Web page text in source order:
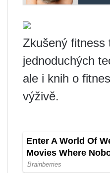
Zkušený fitness
jednoduchých
ale i knih o
výživě.